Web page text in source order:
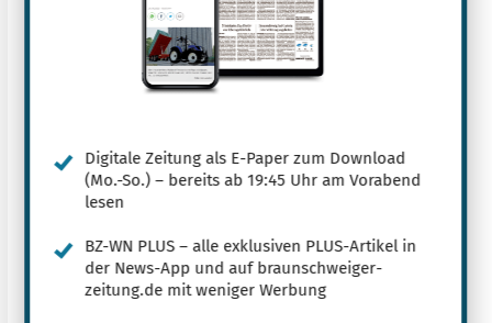
Digitale Zeitung als E-Paper zum Download
(Mo.-So.) – bereits ab 19:45 Uhr am Vorabend
lesen
BZ-WN PLUS – alle exklusiven PLUS-Artikel in
der News-App und auf braunschweiger-
zeitung.de mit weniger Werbung